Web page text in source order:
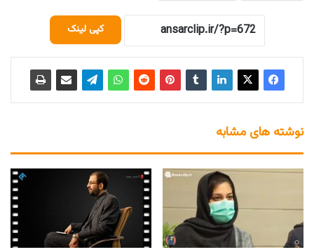
کپی لینک
نوشته های مشابه